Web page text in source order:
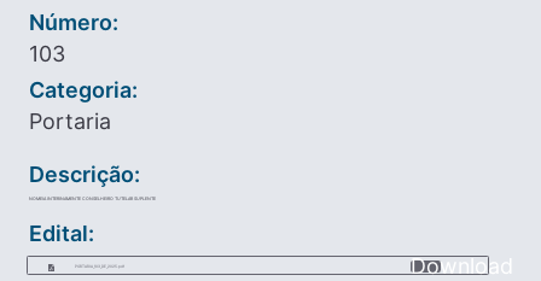
Número:
103
Categoria:
Portaria
Descrição:
NOMEIA INTERINAMENTE CONSELHEIRO TUTELAR SUPLENTE
Edital:
PORTARIA_103_DE_2025.pdf Download